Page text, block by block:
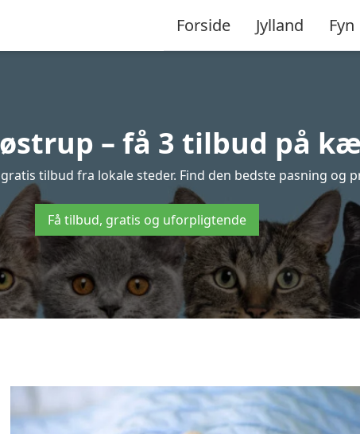
Forside Jylland Fyn
– få 3 tilbud på
tilbud fra lokale steder. Find den bedste pasning og
Få tilbud, gratis og uforpligtende